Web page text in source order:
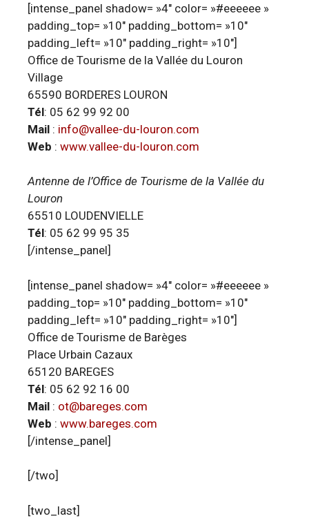
[intense_panel shadow= »4″ color= »#eeeeee »
padding_top= »10″ padding_bottom= »10″
padding_left= »10″ padding_right= »10″]
Office de Tourisme de la Vallée du Louron
Village
65590 BORDERES LOURON
Tél: 05 62 99 92 00
Mail : info@vallee-du-louron.com
Web : www.vallee-du-louron.com
Antenne de l’Office de Tourisme de la Vallée du
Louron
65510 LOUDENVIELLE
Tél: 05 62 99 95 35
[/intense_panel]
[intense_panel shadow= »4″ color= »#eeeeee »
padding_top= »10″ padding_bottom= »10″
padding_left= »10″ padding_right= »10″]
Office de Tourisme de Barèges
Place Urbain Cazaux
65120 BAREGES
Tél: 05 62 92 16 00
Mail : ot@bareges.com
Web : www.bareges.com
[/intense_panel]
[/two]
[two_last]